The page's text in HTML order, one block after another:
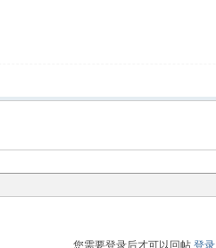
您需要登录后才可以回帖登录